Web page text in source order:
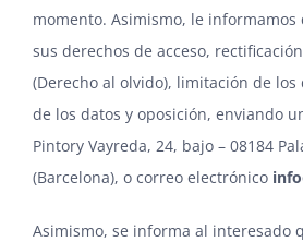
momento. Asimismo, le
sus derechos de acceso,
(Derecho al olvido), limitación de
de los datos y oposición, enviando
Pintory Vayreda, 24, bajo – 08184
(Barcelona), o correo electrónico
Asimismo, se informa al interesado